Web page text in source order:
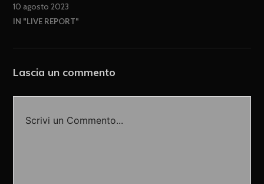
10 agosto 2023
IN "LIVE REPORT"
Lascia un commento
Scrivi un Commento...